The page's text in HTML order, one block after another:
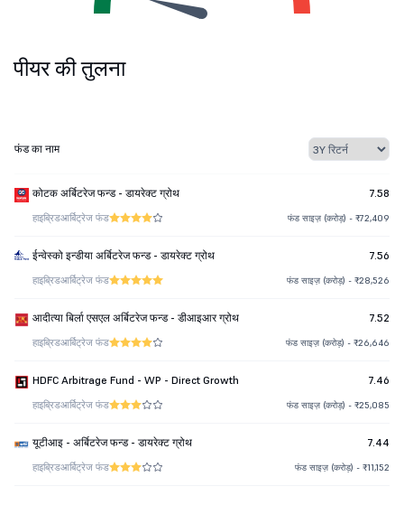
पीयर की तुलना
फंड का नाम
कोटक अर्बिटरेज फन्ड - डायरेक्ट ग्रोथ 7.58
हाइब्रिडआर्बिट्रेज फंड फंड साइज़ (करोड़) - ₹72,409
ईन्वेस्को इन्डीया अर्बिटरेज फन्ड - डायरेक्ट ग्रोथ 7.56
हाइब्रिडआर्बिट्रेज फंड फंड साइज़ (करोड़) - ₹28,526
आदीत्या बिर्ला एसएल अर्बिटरेज फन्ड - डीआइआर ग्रोथ 7.52
हाइब्रिडआर्बिट्रेज फंड फंड साइज़ (करोड़) - ₹26,646
HDFC Arbitrage Fund - WP - Direct Growth 7.46
हाइब्रिडआर्बिट्रेज फंड फंड साइज़ (करोड़) - ₹25,085
यूटीआइ - अर्बिटरेज फन्ड - डायरेक्ट ग्रोथ 7.44
हाइब्रिडआर्बिट्रेज फंड फंड साइज़ (करोड़) - ₹11,152